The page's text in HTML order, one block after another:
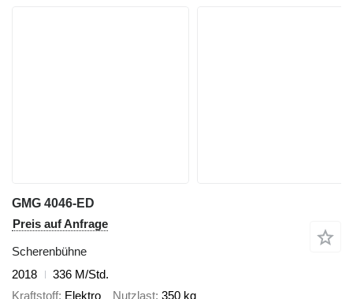
GMG 4046-ED
Preis auf Anfrage
Scherenbühne
2018
336 M/Std.
Kraftstoff Elektro Nutzlast 350 kg